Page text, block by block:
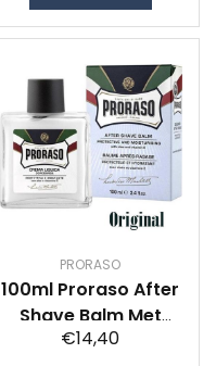
PRORASO
100ml Proraso After
Shave Balm Met
Aloe En Vitamine E
€14,40